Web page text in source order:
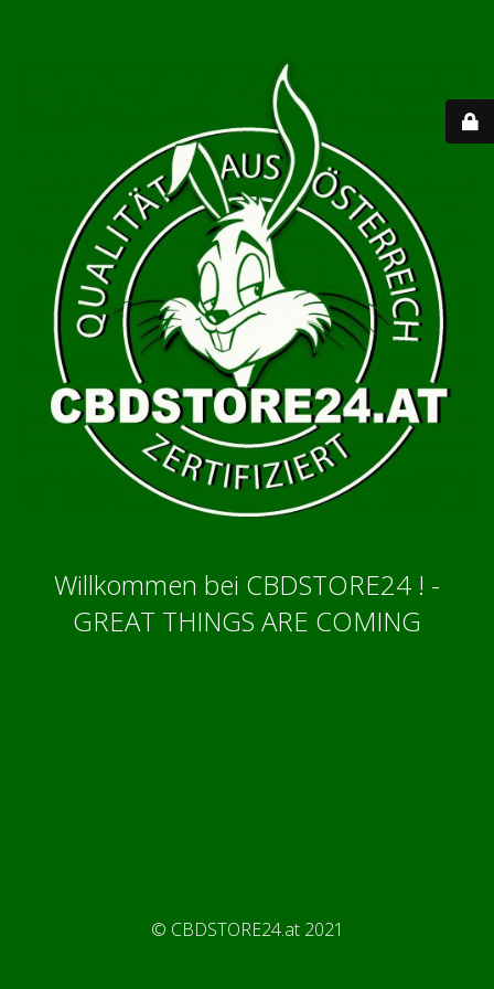
Willkommen bei CBDSTORE24 ! -
GREAT THINGS ARE COMING
© CBDSTORE24.at 2021